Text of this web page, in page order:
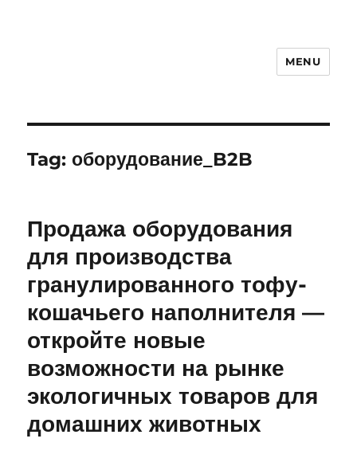
MENU
Tag: оборудование_B2B
Продажа оборудования
для производства
гранулированного тофу-
кошачьего наполнителя —
откройте новые
возможности на рынке
экологичных товаров для
домашних животных